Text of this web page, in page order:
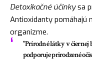
Detoxikačné účinkysa
Antioxidanty pomáhajú
organizme.
"Prírodné látky v čiernej
podporuje prirodzené